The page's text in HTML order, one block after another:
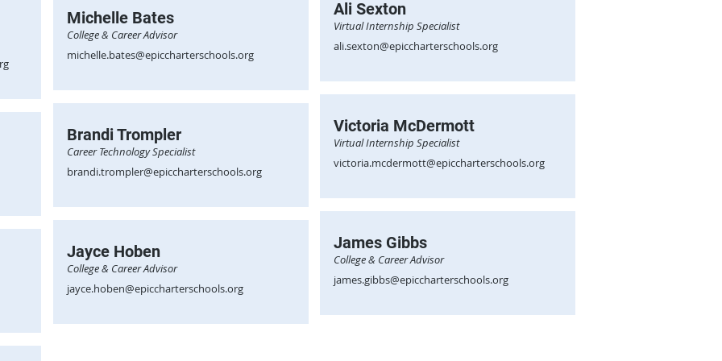
Michelle Bates
College & Career Advisor
michelle.bates@epiccharterschools.org
Brandi Trompler
Career Technology Specialist
brandi.trompler@epiccharterschools.org
Jayce Hoben
College & Career Advisor
jayce.hoben@epiccharterschools.org
Ali Sexton
Virtual Internship Specialist
ali.sexton@epiccharterschools.org
Victoria McDermott
Virtual Internship Specialist
victoria.mcdermott@epiccharterschools.org
James Gibbs
College & Career Advisor
james.gibbs@epiccharterschools.org